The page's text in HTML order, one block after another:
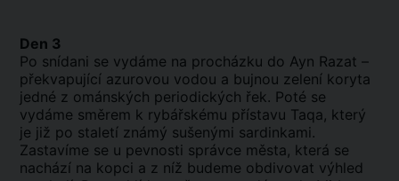
Den 3
Po snídani se vydáme na procházku do Ayn Razat –
překvapující azurovou vodou a bujnou zelení koryta
jedné z ománských periodických řek. Poté se
vydáme směrem k rybářskému přístavu Taqa, který
je již po staletí známý sušenými sardinkami.
Zastavíme se u pevnosti správce města, která se
nachází na kopci a z níž budeme obdivovat výhled